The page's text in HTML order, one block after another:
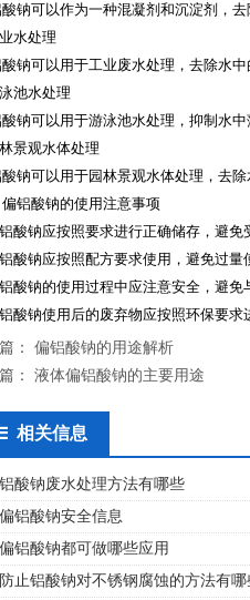
钠可以作为一种混凝剂和沉淀剂，
水处理
钠可以用于工业废水处理，去除水
池水处理
钠可以用于游泳池水处理，抑制水
景观水体处理
钠可以用于园林景观水体处理，去
偏铝酸钠的使用注意事项
酸钠应按照要求进行正确储存，避免
酸钠应按照配方要求使用，避免过量
酸钠的使用过程中应注意安全，避免
酸钠使用后的废弃物应按照环保要求
： 偏铝酸钠的用途解析
： 液体偏铝酸钠的主要用途
相关信息
铝酸钠废水处理方法有哪些
偏铝酸钠安全信息
偏铝酸钠都可做哪些应用
防止铝酸钠对不锈钢腐蚀的方法有哪